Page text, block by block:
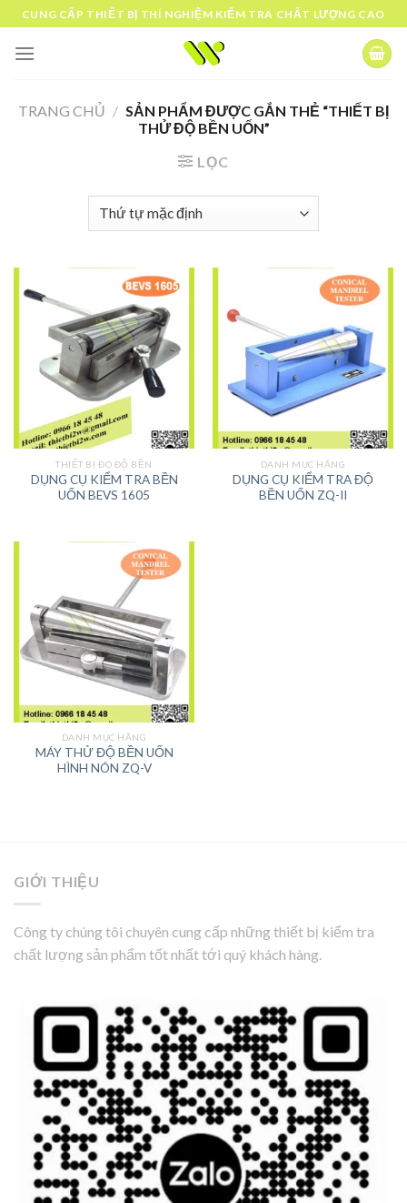
Skip
to
content
CUNG CẤP THIẾT BỊ THÍ NGHIỆM KIỂM TRA CHẤT LƯỢNG CAO
TRANG CHỦ / SẢN PHẨM ĐƯỢC GẮN THẺ “THIẾT BỊ
THỬ ĐỘ BỀN UỐN”
LỌC
THIẾT BỊ ĐO ĐỘ BỀN
DỤNG CỤ KIỂM TRA BỀN
UỐN BEVS 1605
DANH MỤC HÃNG
DỤNG CỤ KIỂM TRA ĐỘ
BỀN UỐN ZQ-II
DANH MỤC HÃNG
MÁY THỬ ĐỘ BỀN UỐN
HÌNH NÓN ZQ-V
GIỚI THIỆU
Công ty chúng tôi chuyên cung cấp những thiết bị kiểm tra
chất lượng sản phẩm tốt nhất tới quý khách hàng.